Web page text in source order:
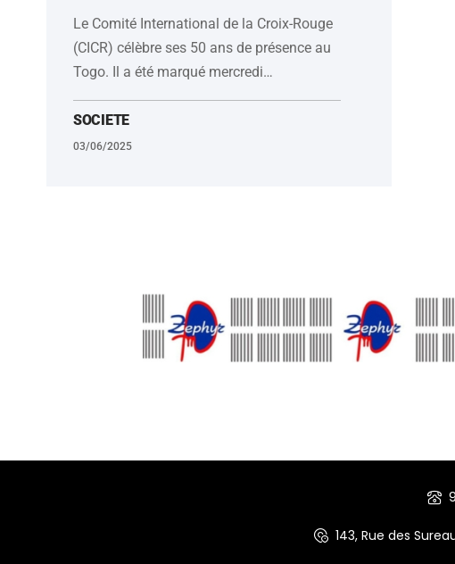
Le Comité International de la Croix-Rouge
(CICR) célèbre ses 50 ans de présence au
Togo. Il a été marqué mercredi…
SOCIETE
03/06/2025
143, Rue des